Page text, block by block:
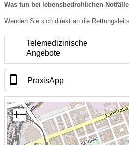
Was tun bei lebensbedrohlichen
Wenden Sie sich direkt an die
Telemedizinische
Angebote
PraxisApp
+−